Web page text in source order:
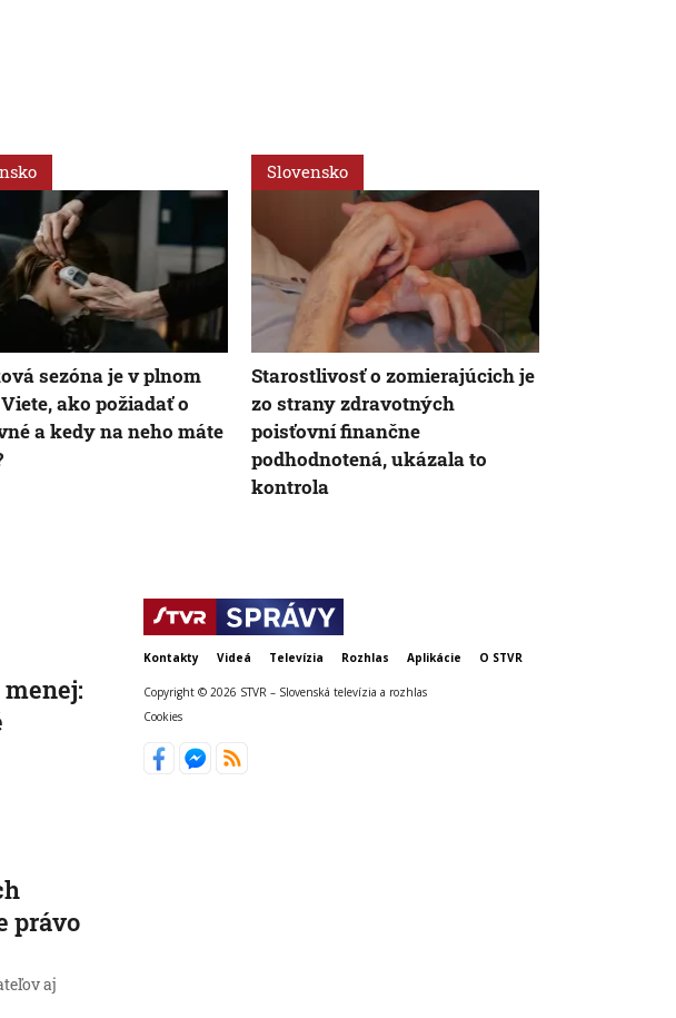
sezóna je v plnom
ako požiadať o
a kedy na neho máte
Slovensko
Starostlivosť o zomierajúcich je
zo strany zdravotných
poisťovní finančne
podhodnotená, ukázala to
kontrola
právo
aj
Kontakty Videá Televízia Rozhlas Aplikácie O STVR
Copyright © 2026 STVR – Slovenská televízia a rozhlas
Cookies